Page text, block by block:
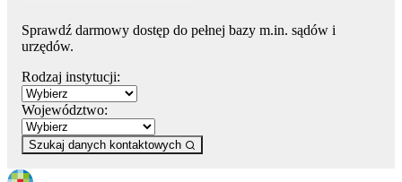
Sprawdź darmowy dostęp do pełnej bazy m.in. sądów i
urzędów.
Rodzaj instytucji:
Województwo:
Szukaj danych kontaktowych